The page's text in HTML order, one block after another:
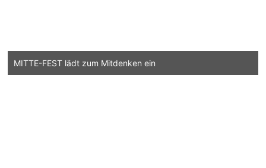
MITTE-FEST lädt zum Mitdenken ein